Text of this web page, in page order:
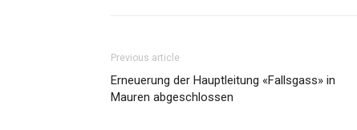
Previous article
Erneuerung der Hauptleitung «Fallsgass» in
Mauren abgeschlossen